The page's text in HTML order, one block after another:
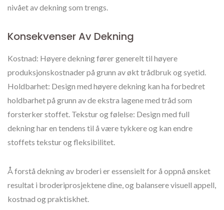
nivået av dekning som trengs.
Konsekvenser Av Dekning
Kostnad: Høyere dekning fører generelt til høyere
produksjonskostnader på grunn av økt trådbruk og syetid.
Holdbarhet: Design med høyere dekning kan ha forbedret
holdbarhet på grunn av de ekstra lagene med tråd som
forsterker stoffet. Tekstur og følelse: Design med full
dekning har en tendens til å være tykkere og kan endre
stoffets tekstur og fleksibilitet.
Å forstå dekning av broderi er essensielt for å oppnå ønsket
resultat i broderiprosjektene dine, og balansere visuell appell,
kostnad og praktiskhet.